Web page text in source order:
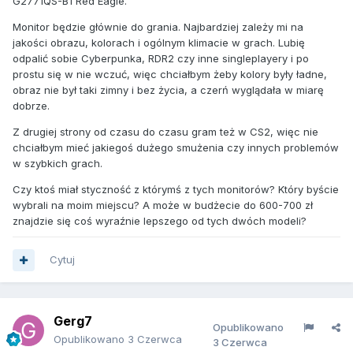
Monitor będzie głównie do grania. Najbardziej zależy mi na
jakości obrazu, kolorach i ogólnym klimacie w grach. Lubię
odpalić sobie Cyberpunka, RDR2 czy inne singleplayery i po
prostu się w nie wczuć, więc chciałbym żeby kolory były ładne,
obraz nie był taki zimny i bez życia, a czerń wyglądała w miarę
dobrze.
Z drugiej strony od czasu do czasu gram też w CS2, więc nie
chciałbym mieć jakiegoś dużego smużenia czy innych problemów
w szybkich grach.
Czy ktoś miał styczność z którymś z tych monitorów? Który byście
wybrali na moim miejscu? A może w budżecie do 600-700 zł
znajdzie się coś wyraźnie lepszego od tych dwóch modeli?
Cytuj
Gerg7
Opublikowano 3 Czerwca
Opublikowano
3 Czerwca